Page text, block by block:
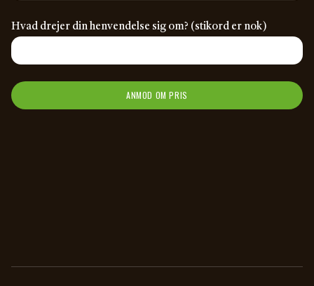
Hvad drejer din henvendelse sig om? (stikord er nok)
ANMOD OM PRIS